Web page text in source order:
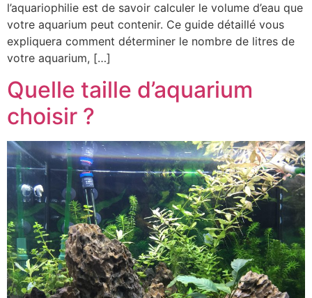
l’aquariophilie est de savoir calculer le volume d’eau que
votre aquarium peut contenir. Ce guide détaillé vous
expliquera comment déterminer le nombre de litres de
votre aquarium, […]
Quelle taille d’aquarium
choisir ?